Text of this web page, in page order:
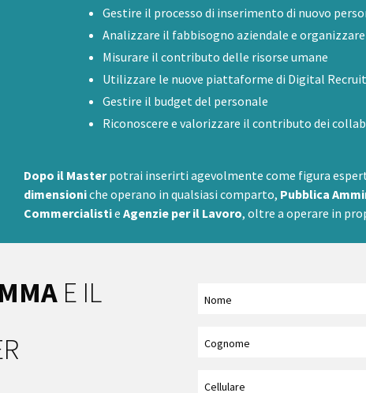
Gestire il processo di inserimento di nuovo
Analizzare il fabbisogno aziendale e
Misurare il contributo delle risorse umane
Utilizzare le nuove piattaforme di Digital
Gestire il budget del personale
Riconoscere e valorizzare il contributo dei
Dopo il Masterpotrai inserirti agevolmente come figura
dimensioniche operano in qualsiasi comparto, Pubblica
Commercialistie Agenzie per il Lavoro, oltre a operare in
E IL